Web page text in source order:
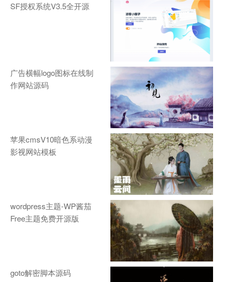
SF授权系统V3.5全开源
广告横幅logo图标在线制
作网站源码
苹果cmsV10暗色系动漫
影视网站模板
wordpress主题-WP酱茄
Free主题免费开源版
goto解密脚本源码